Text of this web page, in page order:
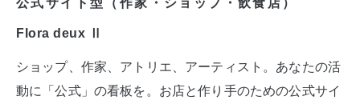
Flora deux Ⅱ
ショップ、作家、アトリエ、アーティスト。あなたの活
動に「公式」の看板を。お店と作り手のための公式サイ